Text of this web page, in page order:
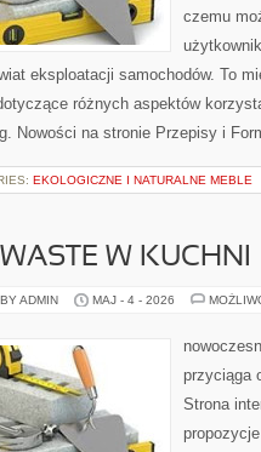
czemu
eksploatacji samochodów. To
różnych aspektów
Nowości na stronie Przepisy i
EKOLOGICZNE I NATURALNE MEBLE
W KUCHNI
ADMIN MAJ - 4 - 2026
przyciąga
Strona